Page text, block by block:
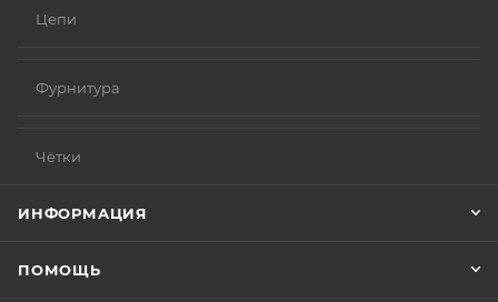
Цепи
Фурнитура
Чётки
ИНФОРМАЦИЯ
ПОМОЩЬ